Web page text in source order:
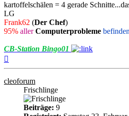
kartoffelschälen = 4 gerade
LG
Frank62 (Der Chef)
95% aller Computerprobleme
CB-Station Bingo01
oben
cleoforum
Frischlinge
Beiträge: 9